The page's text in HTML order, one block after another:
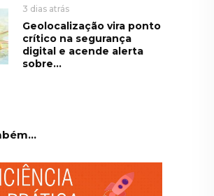
3 dias atrás
Geolocalização vira ponto
crítico na segurança
digital e acende alerta
sobre...